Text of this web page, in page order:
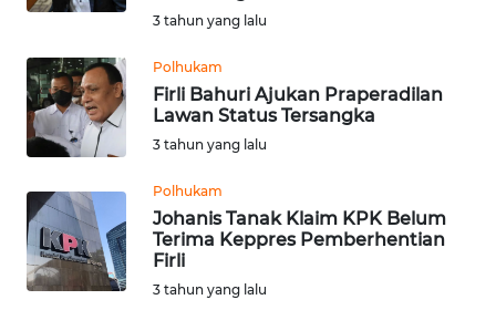
3 tahun yang lalu
Polhukam
Firli Bahuri Ajukan Praperadilan
Lawan Status Tersangka
3 tahun yang lalu
Polhukam
Johanis Tanak Klaim KPK Belum
Terima Keppres Pemberhentian
Firli
3 tahun yang lalu
KALTARA
WN
KALSEL
WN
KALTIM
WN